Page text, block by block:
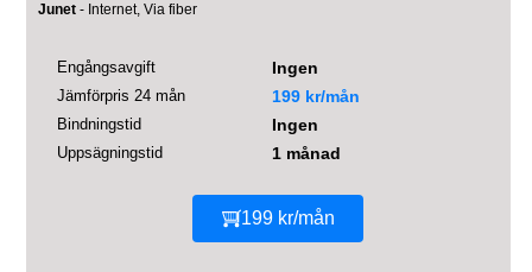
Junet - Internet, Via fiber
Engångsavgift Ingen
Jämförpris 24 mån 199 kr/mån
Bindningstid Ingen
Uppsägningstid 1 månad
199 kr/mån